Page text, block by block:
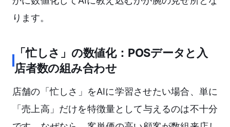
ります。
「忙しさ」の数値化：POSデータと入
店者数の組み合わせ
店舗の「忙しさ」をAIに学習させたい場合、単に
「売上高」だけを特徴量として与えるのは不十分